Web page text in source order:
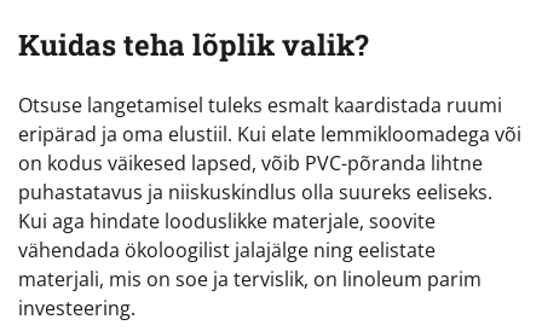
Kuidas teha lõplik valik?
Otsuse langetamisel tuleks esmalt kaardistada ruumi
eripärad ja oma elustiil. Kui elate lemmikloomadega või
on kodus väikesed lapsed, võib PVC-põranda lihtne
puhastatavus ja niiskuskindlus olla suureks eeliseks.
Kui aga hindate looduslikke materjale, soovite
vähendada ökoloogilist jalajälge ning eelistate
materjali, mis on soe ja tervislik, on linoleum parim
investeering.